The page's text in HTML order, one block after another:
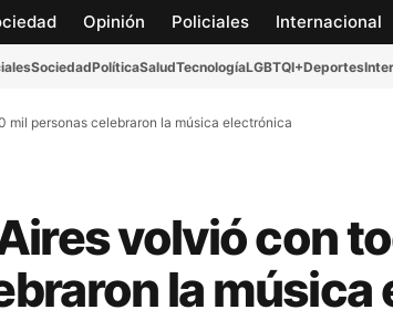
Opinión Policiales Internacional
SociedadPolíticaSaludTecnologíaLGBTQI+Deportes
mil personas celebraron la música electrónica
volvió con
la música